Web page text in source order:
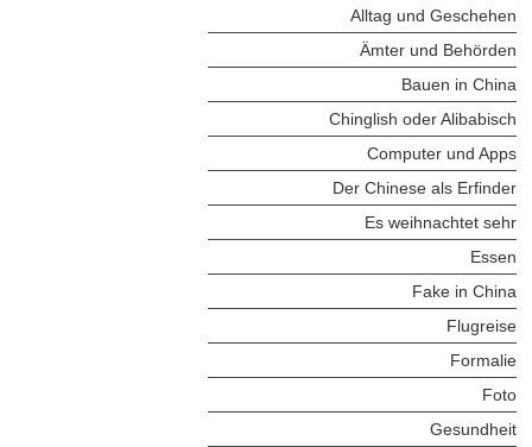
Alltag und Geschehen
Ämter und Behörden
Bauen in China
Chinglish oder Alibabisch
Computer und Apps
Der Chinese als Erfinder
Es weihnachtet sehr
Essen
Fake in China
Flugreise
Formalie
Foto
Gesundheit